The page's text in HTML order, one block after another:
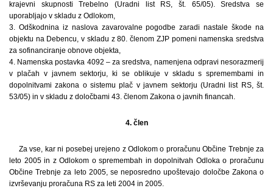
krajevni skupnosti Trebelno (Uradni list RS, št. 65/05). Sredstva se
uporabljajo v skladu z Odlokom,
3. Odškodnina iz naslova zavarovalne pogodbe zaradi nastale škode na
objektu na Debencu, v skladu z 80. členom ZJP pomeni namenska sredstva
za sofinanciranje obnove objekta,
4. Namenska postavka 4092 – za sredstva, namenjena odpravi nesorazmerij
v plačah v javnem sektorju, ki se oblikuje v skladu s spremembami in
dopolnitvami zakona o sistemu plač v javnem sektorju (Uradni list RS, št.
53/05) in v skladu z določbami 43. členom Zakona o javnih financah.
4. člen
Za vse, kar ni posebej urejeno z Odlokom o proračunu Občine Trebnje za
leto 2005 in z Odlokom o spremembah in dopolnitvah Odloka o proračunu
Občine Trebnje za leto 2005, se neposredno upoštevajo določbe Zakona o
izvrševanju proračuna RS za leti 2004 in 2005.